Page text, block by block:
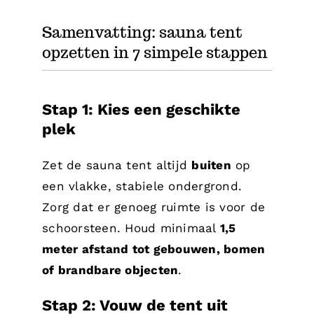
Samenvatting: sauna tent
opzetten in 7 simpele stappen
Stap 1: Kies een geschikte
plek
Zet de sauna tent altijd buiten op
een vlakke, stabiele ondergrond.
Zorg dat er genoeg ruimte is voor de
schoorsteen. Houd minimaal 1,5
meter afstand tot gebouwen, bomen
of brandbare objecten.
Stap 2: Vouw de tent uit